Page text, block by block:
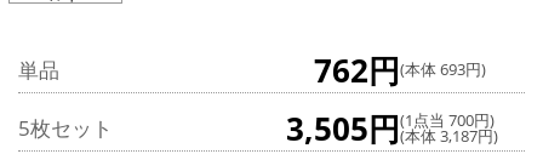
単品 762円(本体 693円)
5枚セット 3,505円(1点当 700円)
(本体 3,187円)